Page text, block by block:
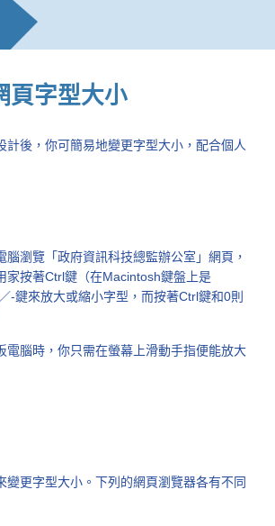
頁字型大小
計後，你可簡易地變更字型大小，配合個人
腦瀏覽「政府資訊科技總監辦公室」網頁，
家按著Ctrl鍵（在Macintosh鍵盤上是
-鍵來放大或縮小字型，而按著Ctrl鍵和0則
電腦時，你只需在螢幕上滑動手指便能放大
變更字型大小。下列的網頁瀏覽器各有不同